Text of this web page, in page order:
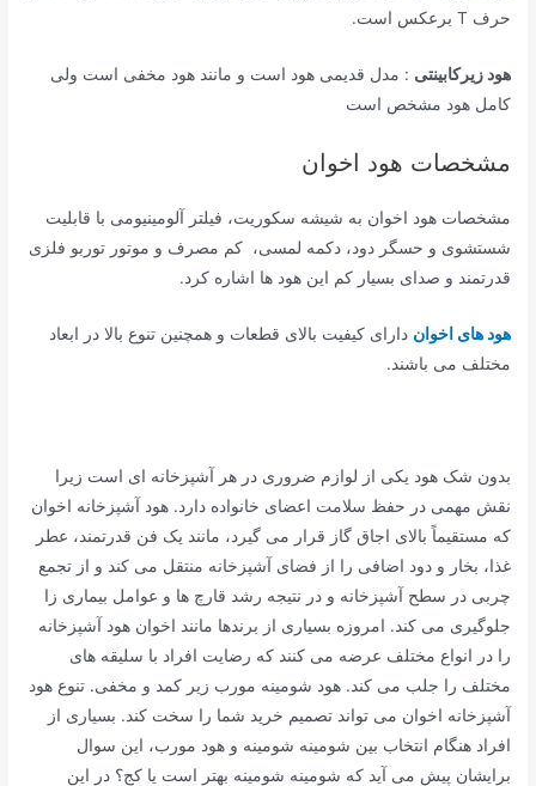
حرف T برعکس است.
هود زیرکابینتی : مدل قدیمی هود است و مانند هود مخفی است ولی
کامل هود مشخص است
مشخصات هود اخوان
مشخصات هود اخوان به شیشه سکوریت، فیلتر آلومینیومی با قابلیت
شستشوی و حسگر دود، دکمه‌ لمسی، کم مصرف و موتور توربو فلزی
قدرتمند و صدای بسیار کم این هود ها اشاره کرد.
هود های اخوان دارای کیفیت بالای قطعات و همچنین تنوع بالا در ابعاد
مختلف می باشند.
بدون شک هود یکی از لوازم ضروری در هر آشپزخانه ای است زیرا
نقش مهمی در حفظ سلامت اعضای خانواده دارد. هود آشپزخانه اخوان
که مستقیماً بالای اجاق گاز قرار می گیرد، مانند یک فن قدرتمند، عطر
غذا، بخار و دود اضافی را از فضای آشپزخانه منتقل می کند و از تجمع
چربی در سطح آشپزخانه و در نتیجه رشد قارچ ها و عوامل بیماری زا
جلوگیری می کند. امروزه بسیاری از برندها مانند اخوان هود آشپزخانه
را در انواع مختلف عرضه می کنند که رضایت افراد با سلیقه های
مختلف را جلب می کند. هود شومینه مورب زیر کمد و مخفی. تنوع هود
آشپزخانه اخوان می تواند تصمیم خرید شما را سخت کند. بسیاری از
افراد هنگام انتخاب بین شومینه شومینه و هود مورب، این سوال
برایشان پیش می آید که شومینه شومینه بهتر است یا کج؟ در این